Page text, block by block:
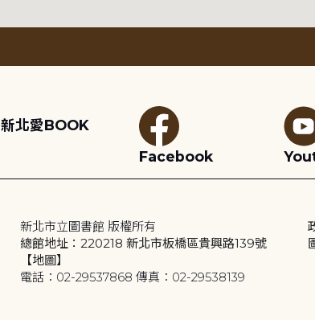
新北愛BOOK
Facebook
新北市立圖書館 版權所有
總館地址：220218 新北市板橋區貴興路139號
【地圖】
電話：02-29537868 傳真：02-29538139